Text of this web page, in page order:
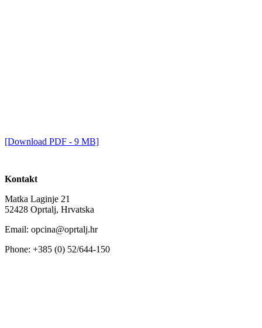
[Download PDF - 9 MB]
Kontakt
Matka Laginje 21
52428 Oprtalj, Hrvatska
Email: opcina@oprtalj.hr
Phone: +385 (0) 52/644-150